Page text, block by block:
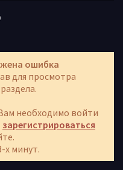
ошибка
для просмотра
необходимо войти
зарегистрироваться
х минут.